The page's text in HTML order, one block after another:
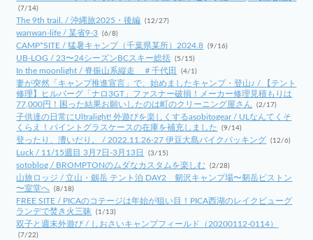
(7/14)
The 9th trail. / 沖縄旅2025・後編 (12/27)
wanwan-life / 某省9-3 (6/8)
CAMP*SITE / 猛暑キャンプ（千葉県某所）2024.8 (9/16)
UB-LOG / 23〜24シーズンBCスキー総括 (5/15)
In the moonlight / 脊振山系縦走 ＃千代田 (4/1)
妻が突然「キャンプ推進宣言」で、始めましたキャンプ・登山♪ / 【テント
修理】ヒルバーグ「ナロ3GT」ファスナー破損！メーカー修理見積もりは
77,000円！困った結果お願いしたのは町のクリーニング屋さん
(2/17)
子供達の日常にUltralight! 外遊びを楽しくするasobitogear / ULなんてくそ
くらえ！パイントグラスケースの在庫を補充しました
(9/14)
登ったり、漕いだり。 / 2022.11.26-27 伊豆大島バイクパッキング (12/6)
Luck / 11/15週目 3月7日-3月13日 (3/15)
sotoblog / BROMPTONのムダなカスタムを楽しむ (2/28)
山旅ロッジ / 立山・劔岳 テント泊 DAY2 剱沢キャンプ場〜剱岳ピストン
〜室堂へ (8/18)
FREE SITE / PICAのコテージは年始が狙い目！PICA西湖のレイクビューグ
ランデで焚き火三昧
(1/13)
双子と週末外遊び / しおさいキャンプフィールド（20200112-0114）
(7/22)